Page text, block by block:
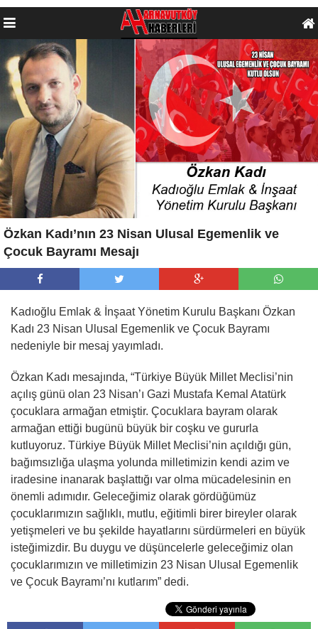
Özkan Kadı’nın 23 Nisan Ulusal Egemenlik ve
Çocuk Bayramı Mesajı
Kadıoğlu Emlak & İnşaat Yönetim Kurulu Başkanı Özkan
Kadı 23 Nisan Ulusal Egemenlik ve Çocuk Bayramı
nedeniyle bir mesaj yayımladı.
Özkan Kadı mesajında, “Türkiye Büyük Millet Meclisi’nin
açılış günü olan 23 Nisan’ı Gazi Mustafa Kemal Atatürk
çocuklara armağan etmiştir. Çocuklara bayram olarak
armağan ettiği bugünü büyük bir coşku ve gururla
kutluyoruz. Türkiye Büyük Millet Meclisi’nin açıldığı gün,
bağımsızlığa ulaşma yolunda milletimizin kendi azim ve
iradesine inanarak başlattığı var olma mücadelesinin en
önemli adımıdır. Geleceğimiz olarak gördüğümüz
çocuklarımızın sağlıklı, mutlu, eğitimli birer bireyler olarak
yetişmeleri ve bu şekilde hayatlarını sürdürmeleri en büyük
isteğimizdir. Bu duygu ve düşüncelerle geleceğimiz olan
çocuklarımızın ve milletimizin 23 Nisan Ulusal Egemenlik
ve Çocuk Bayramı’nı kutlarım” dedi.